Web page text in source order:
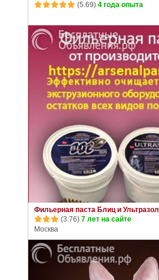
(5.69) 4 года опыта
Фильерная паста Блиц и Ультразол
(3.76) 7 лет на сайте
Москва